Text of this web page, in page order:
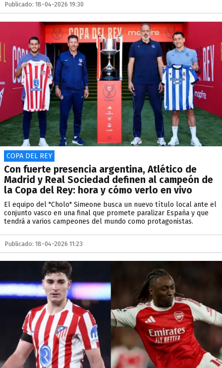
Publicado: 18-04-2026 19:30
COPA DEL REY
Con fuerte presencia argentina, Atlético de
Madrid y Real Sociedad definen al campeón de
la Copa del Rey: hora y cómo verlo en vivo
El equipo del "Cholo" Simeone busca un nuevo título local ante el
conjunto vasco en una final que promete paralizar España y que
tendrá a varios campeones del mundo como protagonistas.
Publicado: 18-04-2026 11:23